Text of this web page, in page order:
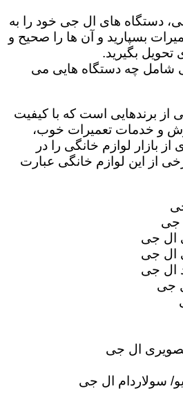
دستگاه های ال جی خود را به
بسپارید و آن ها را صحیح و
تحویل بگیرید.
شامل چه دستگاه هایی می
از برندهایی است که با کیفیت
و خدمات تعمیرات خوب،
بازار لوازم خانگی را در
از این لوازم خانگی عبارت
جی
ال جی
ال جی
ال جی
جی
ال جی
سولاردام ال جی